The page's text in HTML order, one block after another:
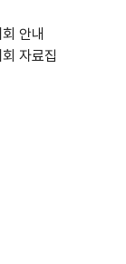
안내
자료집